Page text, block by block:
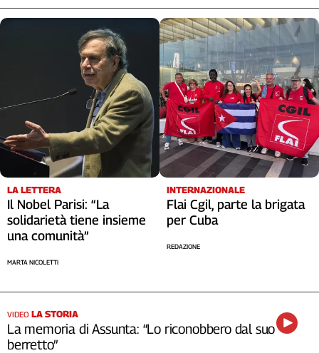
LA LETTERA
Il Nobel Parisi: “La
solidarietà tiene insieme
una comunità”
MARTA NICOLETTI
INTERNAZIONALE
Flai Cgil, parte la brigata
per Cuba
REDAZIONE
VIDEO LA STORIA
La memoria di Assunta: “Lo riconobbero dal suo
berretto”